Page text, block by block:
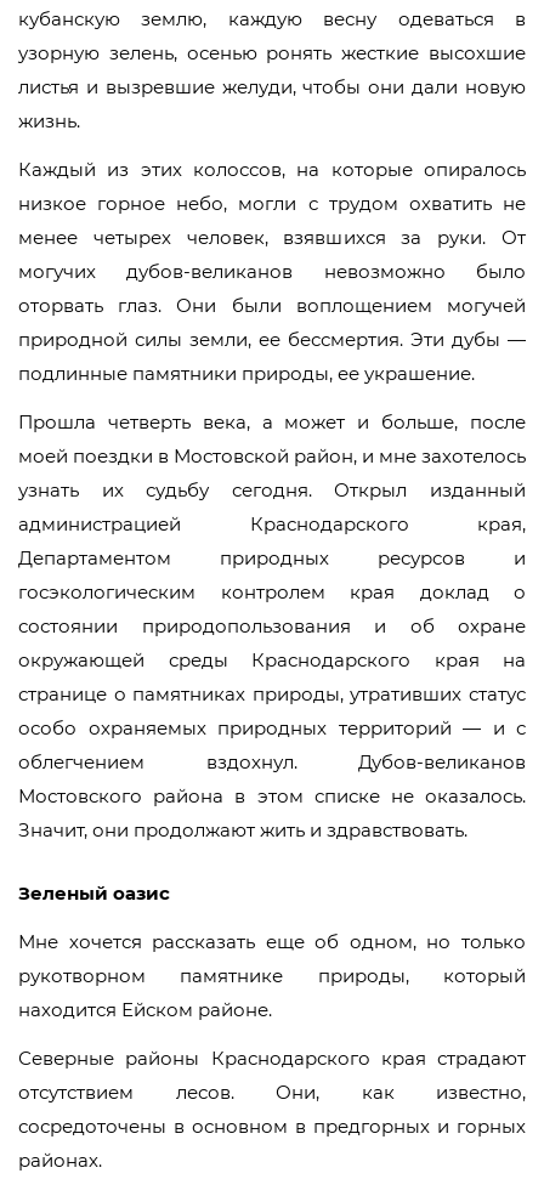
кубанскую землю, каждую весну одеваться в
узорную зелень, осенью ронять жесткие высохшие
листья и вызревшие желуди, чтобы они дали новую
жизнь.
Каждый из этих колоссов, на которые опиралось
низкое горное небо, могли с трудом охватить не
менее четырех человек, взявшихся за руки. От
могучих дубов-великанов невозможно было
оторвать глаз. Они были воплощением могучей
природной силы земли, ее бессмертия. Эти дубы —
подлинные памятники природы, ее украшение.
Прошла четверть века, а может и больше, после
моей поездки в Мостовской район, и мне захотелось
узнать их судьбу сегодня. Открыл изданный
администрацией Краснодарского края,
Департаментом природных ресурсов и
госэкологическим контролем края доклад о
состоянии природопользования и об охране
окружающей среды Краснодарского края на
странице о памятниках природы, утративших статус
особо охраняемых природных территорий — и с
облегчением вздохнул. Дубов-великанов
Мостовского района в этом списке не оказалось.
Значит, они продолжают жить и здравствовать.
Зеленый оазис
Мне хочется рассказать еще об одном, но только
рукотворном памятнике природы, который
находится Ейском районе.
Северные районы Краснодарского края страдают
отсутствием лесов. Они, как известно,
сосредоточены в основном в предгорных и горных
районах.